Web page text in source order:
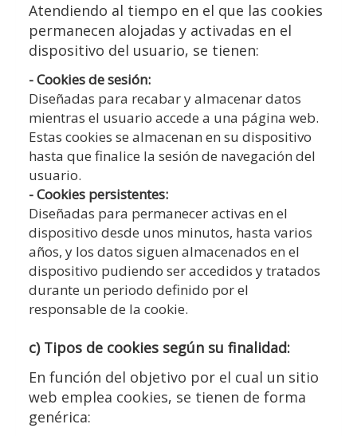
Atendiendo al tiempo en el que las cookies
permanecen alojadas y activadas en el
dispositivo del usuario, se tienen:
- Cookies de sesión:
Diseñadas para recabar y almacenar datos
mientras el usuario accede a una página web.
Estas cookies se almacenan en su dispositivo
hasta que finalice la sesión de navegación del
usuario.
- Cookies persistentes:
Diseñadas para permanecer activas en el
dispositivo desde unos minutos, hasta varios
años, y los datos siguen almacenados en el
dispositivo pudiendo ser accedidos y tratados
durante un periodo definido por el
responsable de la cookie.
c) Tipos de cookies según su finalidad:
En función del objetivo por el cual un sitio
web emplea cookies, se tienen de forma
genérica: